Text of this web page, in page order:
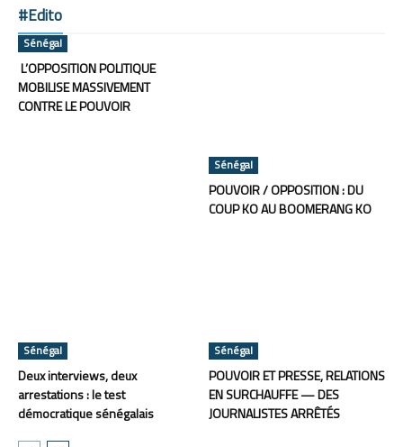
#Edito
Sénégal
L’OPPOSITION POLITIQUE
MOBILISE MASSIVEMENT
CONTRE LE POUVOIR
Sénégal
POUVOIR / OPPOSITION : DU
COUP KO AU BOOMERANG KO
Sénégal
Deux interviews, deux
arrestations : le test
démocratique sénégalais
Sénégal
POUVOIR ET PRESSE, RELATIONS
EN SURCHAUFFE — DES
JOURNALISTES ARRÊTÉS